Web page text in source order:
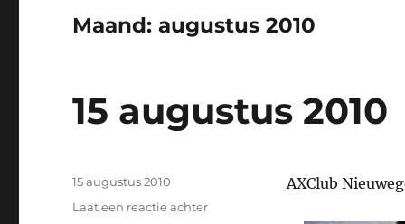
Maand:augustus 2010
15 augustus 2010
AXClub
Geplaatst
op
15 augustus 2010
Laat een reactie achterop